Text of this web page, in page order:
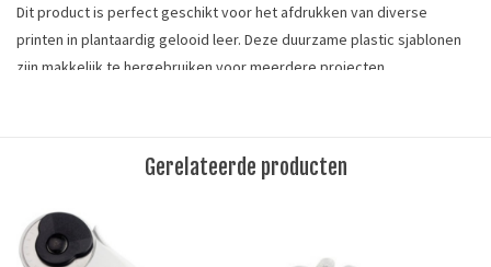
Dit product is perfect geschikt voor het afdrukken van diverse
printen in plantaardig gelooid leer. Deze duurzame plastic sjablonen
zijn makkelijk te hergebruiken voor meerdere projecten.
This product is perfect suitable for carving various prints in
vegetable tanned leather. These durable plastic templates are easy
to reuse for multiple projects.
Gerelateerde producten